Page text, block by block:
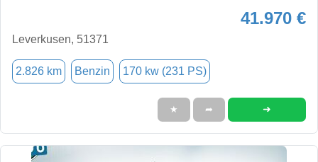
41.970 €
Leverkusen, 51371
2.826 km Benzin 170 kw (231 PS)
★ ➦ ➜